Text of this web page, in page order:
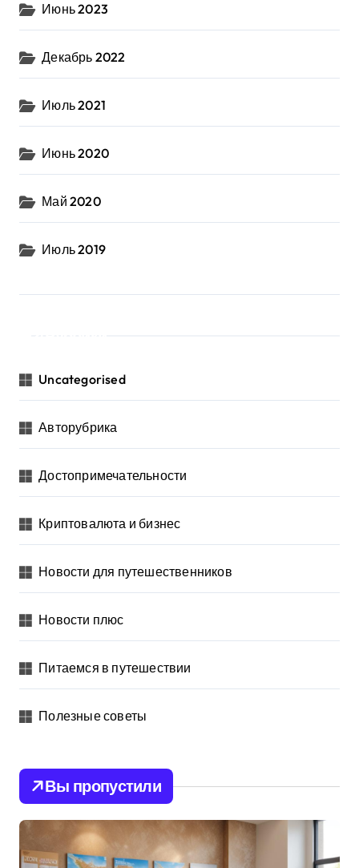
Июнь 2023
Декабрь 2022
Июль 2021
Июнь 2020
Май 2020
Июль 2019
Uncategorised
Авторубрика
Достопримечательности
Криптовалюта и бизнес
Новости для путешественников
Новости плюс
Питаемся в путешествии
Полезные советы
Вы пропустили